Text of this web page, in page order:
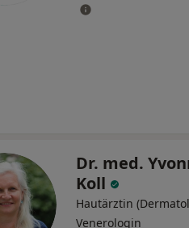
Dr. med.
Koll
Hautärztin
Venerologin